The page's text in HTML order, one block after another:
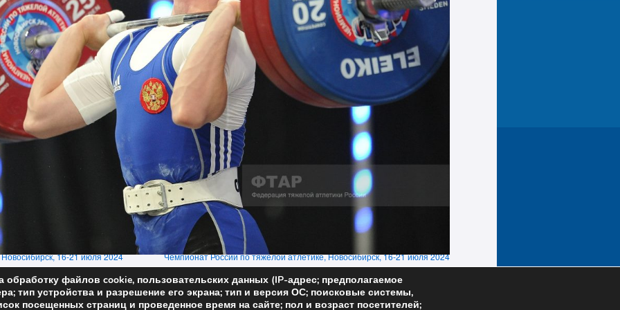
16-21 июля 2024
Чемпионат России по тяжелой атлетике, Новосибирск, 16-21 июля 2024
года
файлов cookie, пользовательских данных (IP-адрес; предполагаемое
тип устройства и разрешение его экрана; тип и версия ОС; поисковые системы,
посещенных страниц и проведенное время на сайте; пол и возраст посетителей;